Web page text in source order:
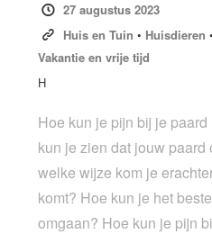
27 augustus 2023
Huis en Tuin • Huisdieren •
Vakantie en vrije tijd
H
Hoe kun je pijn bij je
kun je zien dat jouw paard
welke wijze kom je
komt? Hoe kun je het
omgaan? Hoe kun je pijn